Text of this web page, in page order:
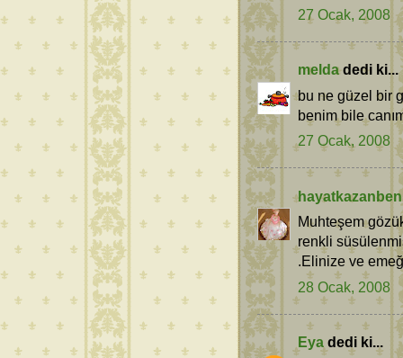
27 Ocak, 2008
meldadedi ki...
bu ne güzel bir
benim bile
27 Ocak, 2008
Muhteşem
renkli
.Elinize ve
28 Ocak, 2008
Eya dedi ki...